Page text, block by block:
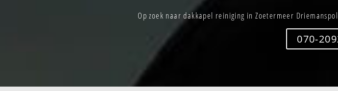
Op zoek naar dakkapel reiniging in Zoetermeer
070-